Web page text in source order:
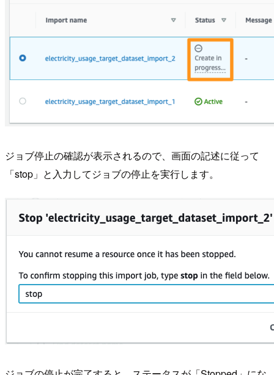
ジョブ停止の確認が表示されるので、画面の記述に従って
「stop」と入力してジョブの停止を実行します。